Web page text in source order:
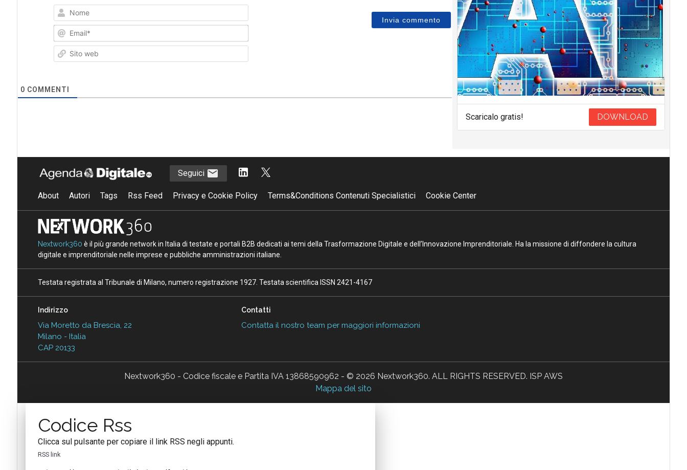
Nome
Email*
Sito
0 COMMENTI
Scaricalo gratis! DOWNLOAD
Seguici
About Autori Tags Rss Feed Privacy e Cookie Policy Terms&Conditions Contenuti Specialistici Cookie Center
Nextwork360 è il più grande network in Italia di testate e portali B2B dedicati ai temi della Trasformazione Digitale e dell’Innovazione Imprenditoriale. Ha la missione di diffondere la cultura
digitale e imprenditoriale nelle imprese e pubbliche amministrazioni italiane.
Testata registrata al Tribunale di Milano, numero registrazione 1927. Testata scientifica ISSN 2421-4167
Indirizzo
Via Moretto da Brescia, 22
Milano - Italia
CAP 20133
Contatti
Contatta il nostro team per maggiori informazioni
Nextwork360 - Codice fiscale e Partita IVA 13868590962 - © 2026 Nextwork360. ALL RIGHTS RESERVED. ISP AWS
Mappa del sito
Codice Rss
Clicca sul pulsante per copiare il link RSS negli appunti.
RSS link